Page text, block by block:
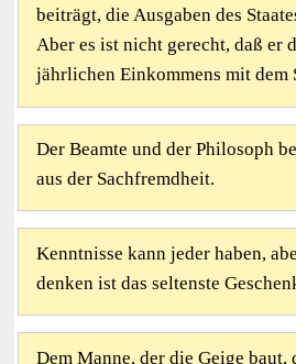
beiträgt, die Ausgaben des
Aber es ist nicht gerecht, daß er
jährlichen Einkommens mit dem
Der Beamte und der Philosoph
aus der Sachfremdheit.
Kenntnisse kann jeder haben,
denken ist das seltenste
Dem Manne, der die Geige baut,